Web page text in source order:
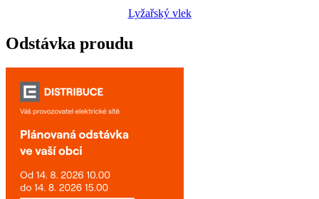
Lyžařský vlek
Odstávka proudu